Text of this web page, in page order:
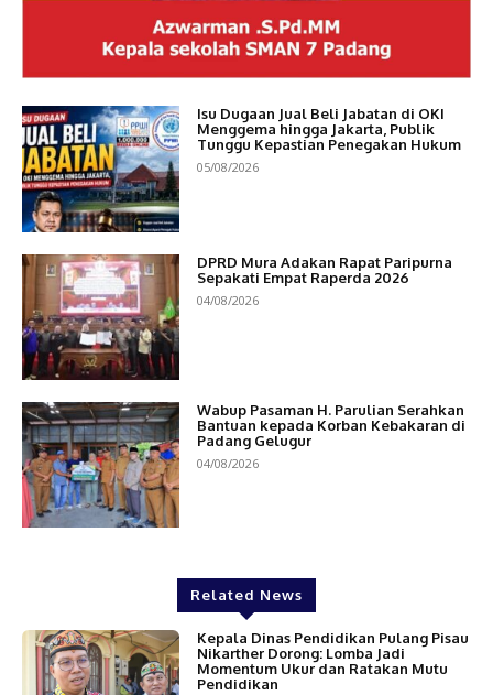
Isu Dugaan Jual Beli Jabatan di OKI
Menggema hingga Jakarta, Publik
Tunggu Kepastian Penegakan Hukum
05/08/2026
DPRD Mura Adakan Rapat Paripurna
Sepakati Empat Raperda 2026
04/08/2026
Wabup Pasaman H. Parulian Serahkan
Bantuan kepada Korban Kebakaran di
Padang Gelugur
04/08/2026
Related News
Kepala Dinas Pendidikan Pulang Pisau
Nikarther Dorong: Lomba Jadi
Momentum Ukur dan Ratakan Mutu
Pendidikan